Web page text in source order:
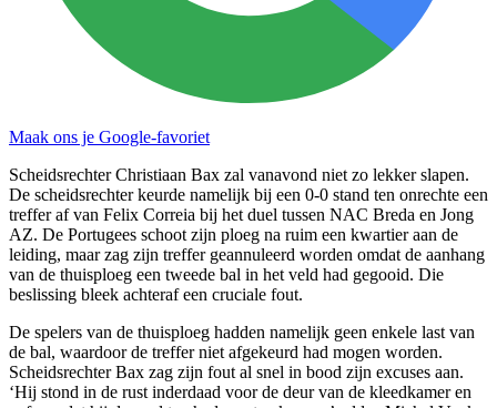
Maak ons je Google-favoriet
Scheidsrechter Christiaan Bax zal vanavond niet zo lekker slapen.
De scheidsrechter keurde namelijk bij een 0-0 stand ten onrechte een
treffer af van Felix Correia bij het duel tussen NAC Breda en Jong
AZ. De Portugees schoot zijn ploeg na ruim een kwartier aan de
leiding, maar zag zijn treffer geannuleerd worden omdat de aanhang
van de thuisploeg een tweede bal in het veld had gegooid. Die
beslissing bleek achteraf een cruciale fout.
De spelers van de thuisploeg hadden namelijk geen enkele last van
de bal, waardoor de treffer niet afgekeurd had mogen worden.
Scheidsrechter Bax zag zijn fout al snel in bood zijn excuses aan.
‘Hij stond in de rust inderdaad voor de deur van de kleedkamer en